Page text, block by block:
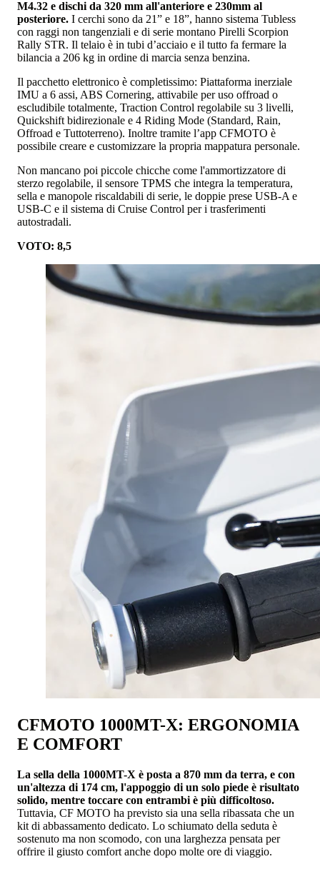
M4.32 e dischi da 320 mm all'anteriore e 230mm al
posteriore. I cerchi sono da 21” e 18”, hanno sistema Tubless
con raggi non tangenziali e di serie montano Pirelli Scorpion
Rally STR. Il telaio è in tubi d’acciaio e il tutto fa fermare la
bilancia a 206 kg in ordine di marcia senza benzina.
Il pacchetto elettronico è completissimo: Piattaforma inerziale
IMU a 6 assi, ABS Cornering, attivabile per uso offroad o
escludibile totalmente, Traction Control regolabile su 3 livelli,
Quickshift bidirezionale e 4 Riding Mode (Standard, Rain,
Offroad e Tuttoterreno). Inoltre tramite l’app CFMOTO è
possibile creare e customizzare la propria mappatura personale.
Non mancano poi piccole chicche come l'ammortizzatore di
sterzo regolabile, il sensore TPMS che integra la temperatura,
sella e manopole riscaldabili di serie, le doppie prese USB-A e
USB-C e il sistema di Cruise Control per i trasferimenti
autostradali.
VOTO: 8,5
CFMOTO 1000MT-X: ERGONOMIA
E COMFORT
La sella della 1000MT-X è posta a 870 mm da terra, e con
un'altezza di 174 cm, l'appoggio di un solo piede è risultato
solido, mentre toccare con entrambi è più difficoltoso.
Tuttavia, CF MOTO ha previsto sia una sella ribassata che un
kit di abbassamento dedicato. Lo schiumato della seduta è
sostenuto ma non scomodo, con una larghezza pensata per
offrire il giusto comfort anche dopo molte ore di viaggio.